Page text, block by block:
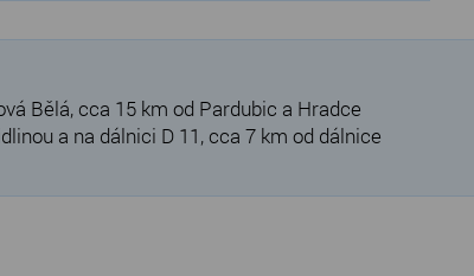
Bělá, cca 15 km od Pardubic a Hradce
a na dálnici D 11, cca 7 km od dálnice